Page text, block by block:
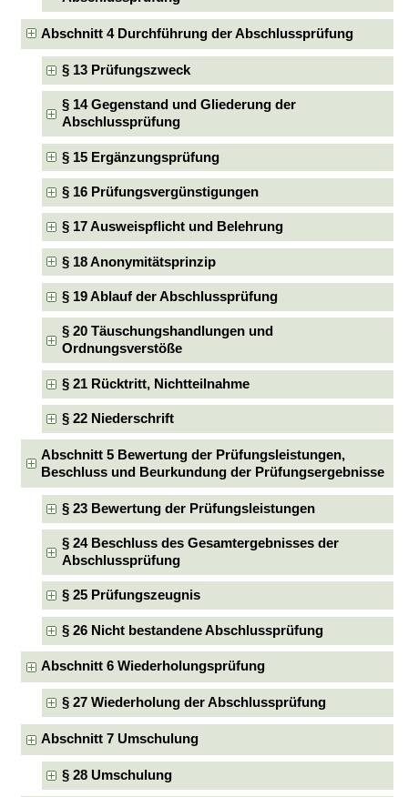
Abschnitt 4 Durchführung der Abschlussprüfung
§ 13 Prüfungszweck
§ 14 Gegenstand und Gliederung der
Abschlussprüfung
§ 15 Ergänzungsprüfung
§ 16 Prüfungsvergünstigungen
§ 17 Ausweispflicht und Belehrung
§ 18 Anonymitätsprinzip
§ 19 Ablauf der Abschlussprüfung
§ 20 Täuschungshandlungen und
Ordnungsverstöße
§ 21 Rücktritt, Nichtteilnahme
§ 22 Niederschrift
Abschnitt 5 Bewertung der Prüfungsleistungen,
Beschluss und Beurkundung der Prüfungsergebnisse
§ 23 Bewertung der Prüfungsleistungen
§ 24 Beschluss des Gesamtergebnisses der
Abschlussprüfung
§ 25 Prüfungszeugnis
§ 26 Nicht bestandene Abschlussprüfung
Abschnitt 6 Wiederholungsprüfung
§ 27 Wiederholung der Abschlussprüfung
Abschnitt 7 Umschulung
§ 28 Umschulung